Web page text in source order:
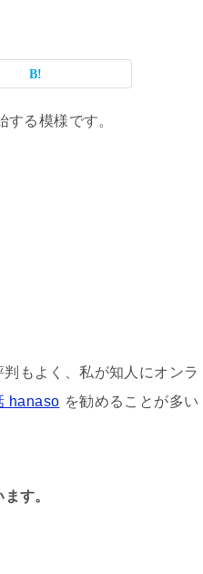
する模様です。
もよく、私が知人にオンラ
hanaso を勧めることが多い
す。